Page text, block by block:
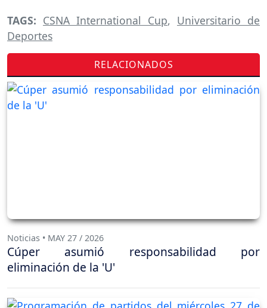
TAGS: CSNA International Cup, Universitario de
Deportes
RELACIONADOS
Noticias • MAY 27 / 2026
Cúper asumió responsabilidad por
eliminación de la 'U'